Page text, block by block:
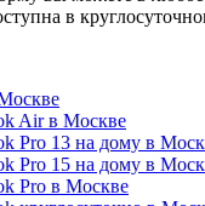
в
Air в Москве
Pro 13 на дому в
Pro 15 на дому в
Pro в Москве